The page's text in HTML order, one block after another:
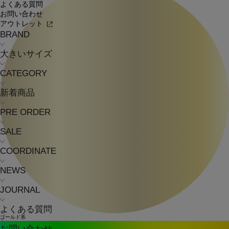
よくある質問
お問い合わせ
アウトレット
BRAND
大きいサイズ
CATEGORY
新着商品
PRE ORDER
SALE
COORDINATE
NEWS
JOURNAL
よくある質問
ゴールド系